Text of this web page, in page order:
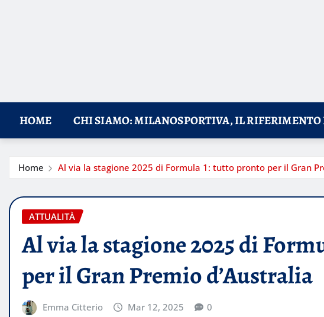
HOME CHI SIAMO: MILANOSPORTIVA, IL RIFERIMENTO
Home Al via la stagione 2025 di Formula 1: tutto pronto per il Gran
ATTUALITÀ
Al via la stagione 2025 di
per il Gran Premio d’Australia
Emma Citterio Mar 12, 2025 0